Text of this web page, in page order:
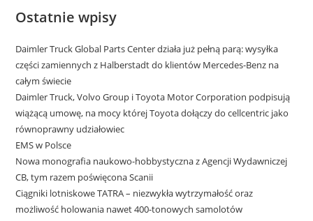
Ostatnie wpisy
Daimler Truck Global Parts Center działa już pełną parą: wysyłka
części zamiennych z Halberstadt do klientów Mercedes-Benz na
całym świecie
Daimler Truck, Volvo Group i Toyota Motor Corporation podpisują
wiążącą umowę, na mocy której Toyota dołączy do cellcentric jako
równoprawny udziałowiec
EMS w Polsce
Nowa monografia naukowo-hobbystyczna z Agencji Wydawniczej
CB, tym razem poświęcona Scanii
Ciągniki lotniskowe TATRA – niezwykła wytrzymałość oraz
możliwość holowania nawet 400-tonowych samolotów